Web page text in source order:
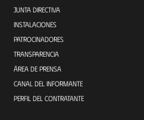
JUNTA DIRECTIVA
INSTALACIONES
PATROCINADORES
TRANSPARENCIA
ÁREA DE PRENSA
CANAL DEL INFORMANTE
PERFIL DEL CONTRATANTE